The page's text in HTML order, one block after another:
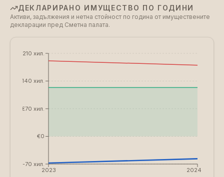
ДЕКЛАРИРАНО ИМУЩЕСТВО ПО ГОДИНИ
Активи, задължения и нетна стойност по година от имуществените
декларации пред Сметна палата.
2023 2024
€-70 хил.
€0
€70 хил.
€140 хил.
€210 хил.